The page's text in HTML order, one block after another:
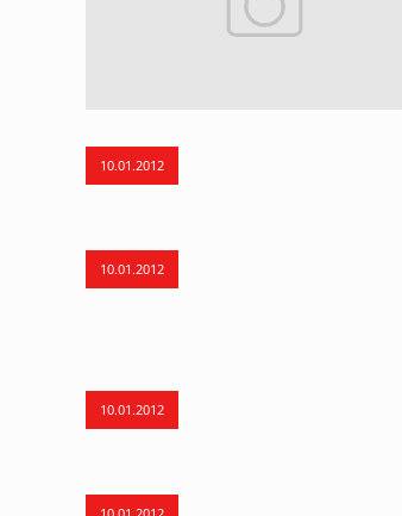
10.01.2012
10.01.2012
10.01.2012